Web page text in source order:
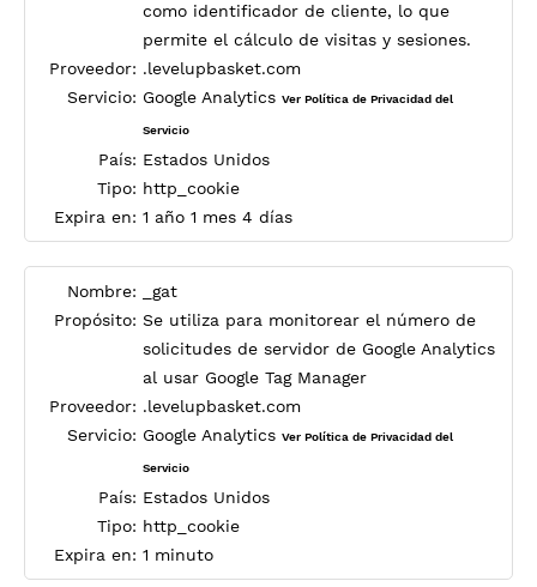
como identificador de cliente, lo que
permite el cálculo de visitas y sesiones.
Proveedor: .levelupbasket.com
Servicio: Google Analytics Ver Política de Privacidad del
Servicio
País: Estados Unidos
Tipo: http_cookie
Expira en: 1 año 1 mes 4 días
Nombre:
_gat
Propósito: Se utiliza para monitorear el número de
solicitudes de servidor de Google Analytics
al usar Google Tag Manager
Proveedor: .levelupbasket.com
Servicio: Google Analytics Ver Política de Privacidad del
Servicio
País: Estados Unidos
Tipo: http_cookie
Expira en: 1 minuto